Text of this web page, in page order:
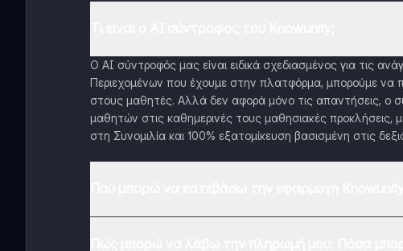
Ο AI σύντροφός μας είναι ειδικά σχεδιασμένος για τις
Περιεχομένων που έχουμε στην πλατφόρμα, μπορούμε να
στους μαθητές. Αλλά δεν αφορά μόνο τις απαντήσεις, ο
μαθητών στις καθημερινές τους μαθησιακές προκλήσεις,
στη Συνομιλία και 100% εξατομίκευση βασισμένη στις